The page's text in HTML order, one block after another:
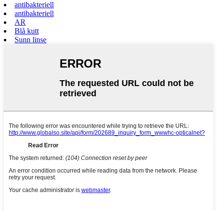
antibakteriell
antibakteriell
AR
Blå kutt
Sunn linse